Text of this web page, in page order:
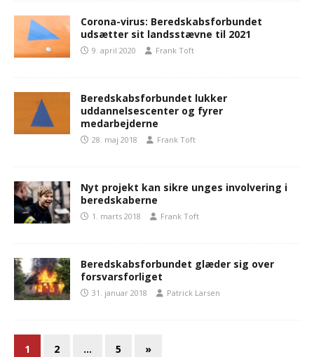
Corona-virus: Beredskabsforbundet
udsætter sit landsstævne til 2021
9. april 2020 Frank Toft
Beredskabsforbundet lukker
uddannelsescenter og fyrer
medarbejderne
28. maj 2018 Frank Toft
Nyt projekt kan sikre unges involvering i
beredskaberne
1. marts 2018 Frank Toft
Beredskabsforbundet glæder sig over
forsvarsforliget
31. januar 2018 Patrick Larsen
1 2 … 5 »